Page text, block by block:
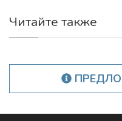
Читайте также